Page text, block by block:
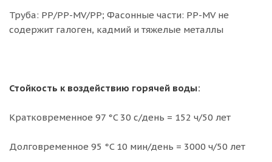
Труба: PP/PP-MV/PP; Фасонные части: PP-MV не
содержит галоген, кадмий и тяжелые металлы
Стойкость к воздействию горячей воды:
Кратковременное 97 °C 30 с/день = 152 ч/50 лет
Долговременное 95 °C 10 мин/день = 3000 ч/50 лет